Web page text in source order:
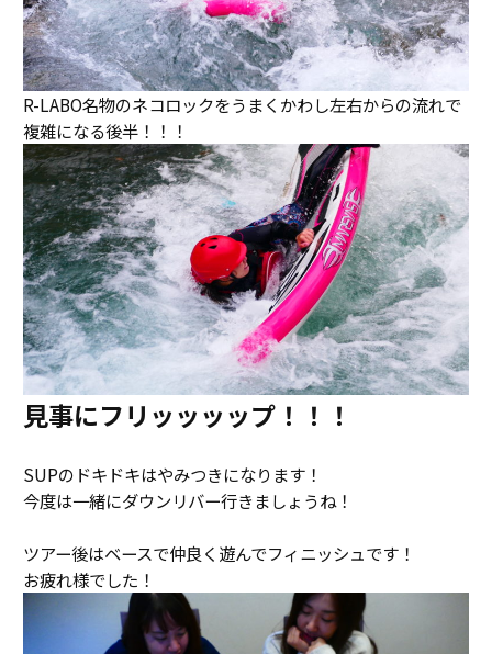
R-LABO名物のネコロックをうまくかわし左右からの流れで
複雑になる後半！！！
見事にフリッッッップ！！！
SUPのドキドキはやみつきになります！
今度は一緒にダウンリバー行きましょうね！
ツアー後はベースで仲良く遊んでフィニッシュです！
お疲れ様でした！